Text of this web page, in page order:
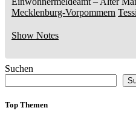
Mecklenburg-Vorpommern
Show Notes
Suchen
Top Themen